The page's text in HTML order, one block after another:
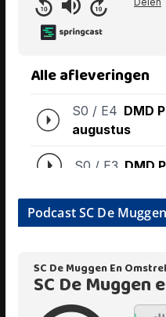
Podcast SC De